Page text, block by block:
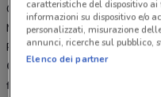
Compass è presente in vari
Mestre, V.Le Fratelli Cairoli
Padova, VIA PIOVESE 217
Compassè una catena di
finanziaria del gruppo
caratteristiche del dispositivo
informazioni su dispositivo e/o
personalizzati, misurazione
annunci, ricerche sul pubblico,
Elenco dei partner